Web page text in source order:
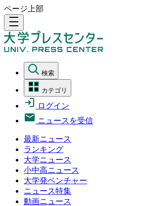
ページ上部
density_medium
検索
カテゴリ
ログイン
ニュースを受信
最新ニュース
ランキング
大学ニュース
小中高ニュース
大学発ベンチャー
ニュース特集
動画ニュース